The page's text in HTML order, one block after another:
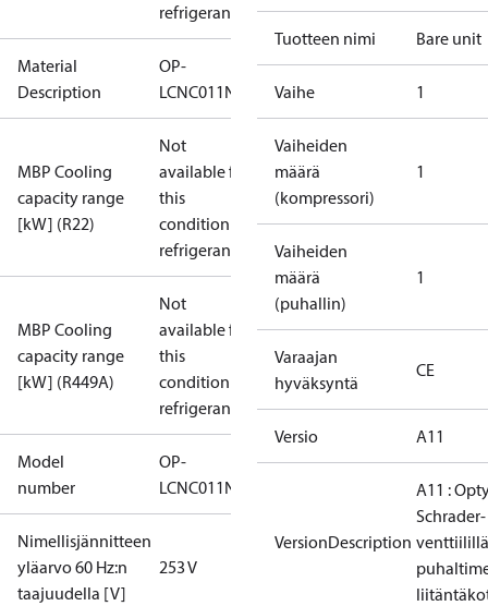
refrigerant
Material
Description
OP-
LCNC011NYA11G
MBP Cooling
capacity range
[kW] (R22)
Not
available for
this
condition /
refrigerant
MBP Cooling
capacity range
[kW] (R449A)
Not
available for
this
condition /
refrigerant
Model
number
OP-
LCNC011NYA11G
Nimellisjännitteen
yläarvo 60 Hz:n
taajuudella [V]
253 V
Tuotteen nimi Bare unit
Vaihe 1
Vaiheiden
määrä
(kompressori)
1
Vaiheiden
määrä
(puhallin)
1
Varaajan
hyväksyntä
CE
Versio A11
VersionDescription
A11 :
Schrader-
venttiilillä